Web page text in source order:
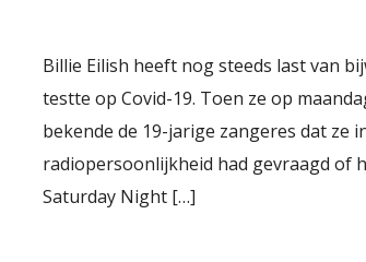
Billie Eilish heeft nog steeds last van
testte op Covid-19. Toen ze op
bekende de 19-jarige zangeres dat ze
radiopersoonlijkheid had gevraagd of
Saturday Night […]